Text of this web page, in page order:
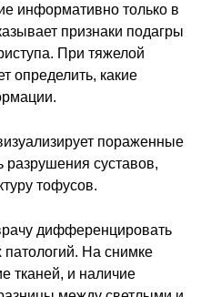
информативно только в
признаки подагры
При тяжелой
определить, какие
пораженные
разрушения суставов,
тофусов.
дифференцировать
патологий. На снимке
тканей, и наличие